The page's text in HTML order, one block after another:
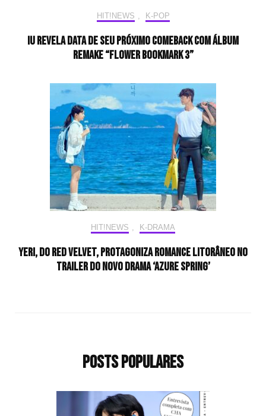
HIT!NEWS , K-POP
IU revela data de seu próximo comeback com álbum
remake “Flower Bookmark 3”
HIT!NEWS , K-DRAMA
Yeri, do Red Velvet, protagoniza romance litorâneo no
trailer do novo drama ‘Azure Spring’
Posts populares